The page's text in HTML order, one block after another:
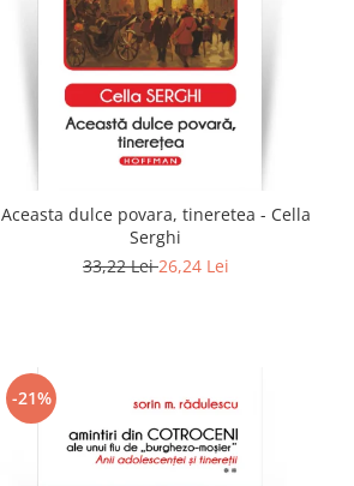
Aceasta dulce povara, tineretea - Cella
Serghi
33,22 Lei26,24 Lei
-21%